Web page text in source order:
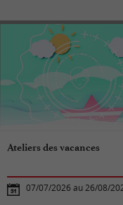
Ateliers des vacances
07/07/2026 au 26/08/